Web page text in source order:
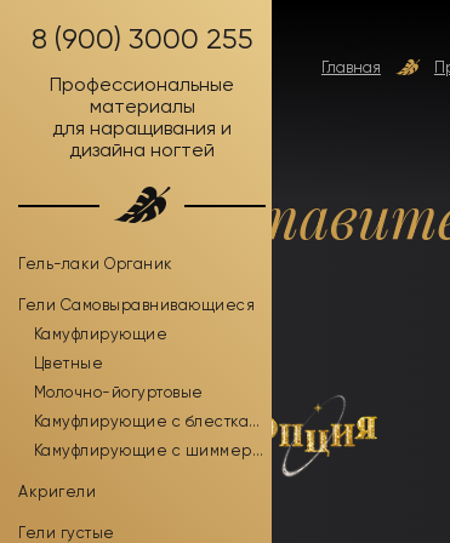
Главная
8 (900) 3000 255
Профессиональные
материалы
для наращивания и
дизайна ногтей
Гель-лаки Органик
Гели Самовыравнивающиеся
Камуфлирующие
Цветные
Молочно-йогуртовые
Камуфлирующие с блестками
Камуфлирующие с шиммером
Акригели
Гели густые